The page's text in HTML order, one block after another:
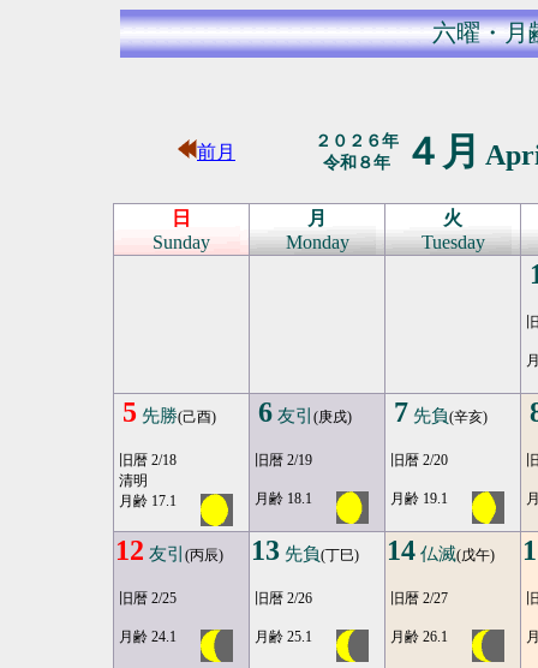
六曜・月
前月
２０２６年
令和８年
４月
日
Sunday
月
Monday
火
Tuesday
5 先勝(己酉)
旧暦 2/18
清明
月齢 17.1
6 友引 (庚戌)
旧暦 2/19
月齢 18.1
7 先負(辛亥)
旧暦 2/20
月齢 19.1
12 友引 (丙辰)
旧暦 2/25
月齢 24.1
13 先負(丁巳)
旧暦 2/26
月齢 25.1
14 仏滅(戊午)
旧暦 2/27
月齢 26.1